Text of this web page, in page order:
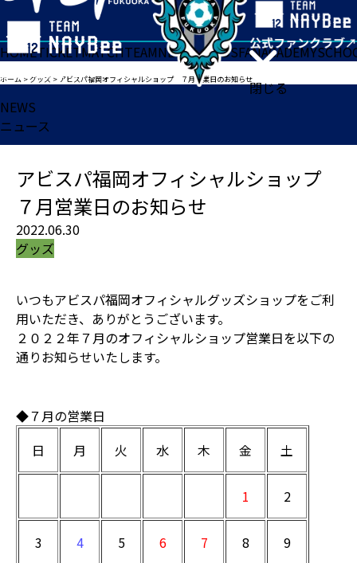
閉じる
HOMETICKETMATCHTEAMNEWSGOODSFANACADEMY
ホーム >グッズ > アビスパ福岡オフィシャルショップ ７月営業日のお知らせ
NEWS
ニュース
アビスパ福岡オフィシャルショップ
７月営業日のお知らせ
2022.06.30
グッズ
いつもアビスパ福岡オフィシャルグッズショップをご利
用いただき、ありがとうございます。
２０２２年７月のオフィシャルショップ営業日を以下の
通りお知らせいたします。
◆７月の営業日
日
月 火 水 木 金 土
1 2
3 4 5 6 7 8 9